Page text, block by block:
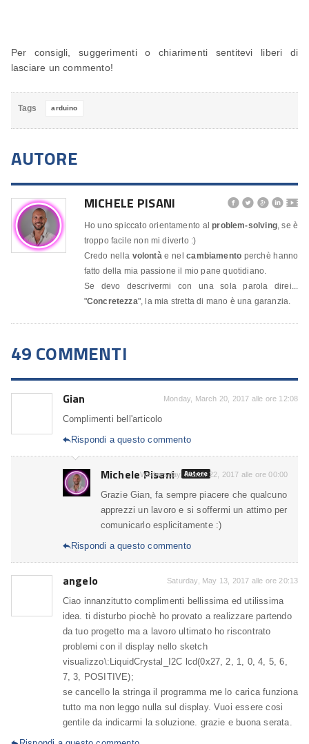
Per consigli, suggerimenti o chiarimenti sentitevi liberi di
lasciare un commento!
Tags arduino
AUTORE
MICHELE PISANI     🎬
Ho uno spiccato orientamento alproblem-solving, se è
troppo facile non mi diverto :)
Credo nella volontàe nelcambiamento perchè hanno
fatto della mia passione il mio pane quotidiano.
Se devo descrivermi con una sola parola direi...
"Concretezza", la mia stretta di mano è una garanzia.
49 COMMENTI
Gian Monday, March 20, 2017 alle ore 12:08
Complimenti bell'articolo
Rispondi a questo commento
Michele Pisani Autore
Wednesday, March 22, 2017 alle ore 00:00
Grazie Gian, fa sempre piacere che qualcuno
apprezzi un lavoro e si soffermi un attimo per
comunicarlo esplicitamente :)
Rispondi a questo commento
angelo Saturday, May 13, 2017 alle ore 20:13
Ciao innanzitutto complimenti bellissima ed utilissima
idea. ti disturbo piochè ho provato a realizzare partendo
da tuo progetto ma a lavoro ultimato ho riscontrato
problemi con il display nello sketch
visualizzo\:LiquidCrystal_I2C lcd(0x27, 2, 1, 0, 4, 5, 6,
7, 3, POSITIVE);
se cancello la stringa il programma me lo carica funziona
tutto ma non leggo nulla sul display. Vuoi essere cosi
gentile da indicarmi la soluzione. grazie e buona serata.